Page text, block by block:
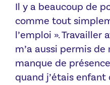
Il y a beaucoup de
comme tout
l’emploi ».
m’a aussi permis
manque de
quand j’étais